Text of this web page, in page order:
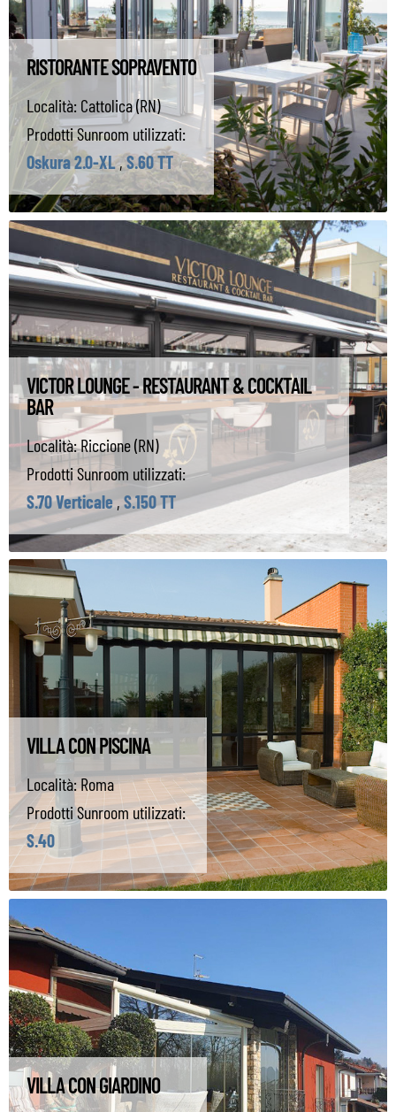
RISTORANTE SOPRAVENTO
Località: Cattolica (RN)
Prodotti Sunroom utilizzati:
Oskura 2.0-XL,S.60 TT
VICTOR LOUNGE - RESTAURANT & COCKTAIL
BAR
Località:Riccione (RN)
Prodotti Sunroom utilizzati:
S.70 Verticale,S.150 TT
VILLA CON PISCINA
Località:Roma
Prodotti Sunroom utilizzati:
S.40
VILLA CON GIARDINO